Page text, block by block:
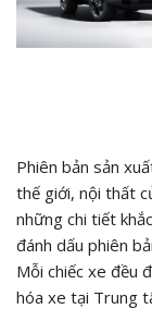
Phiên bản sản
thế giới, nội thất
những chi tiết
đánh dấu phiên
Mỗi chiếc xe đều
hóa xe tại Trung